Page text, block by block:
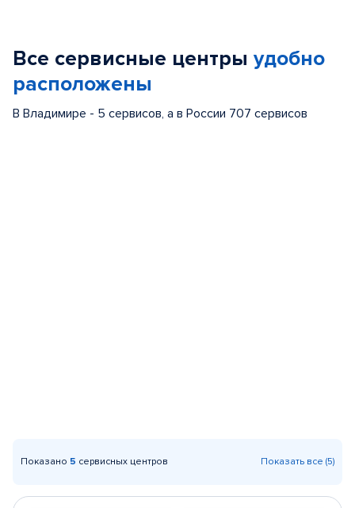
Все сервисные центры удобно
расположены
В Владимире - 5 сервисов, а в России 707 сервисов
Показано 5 сервисных центров Показать все (5)